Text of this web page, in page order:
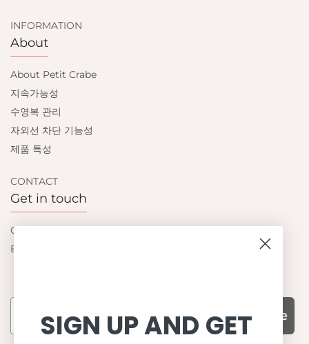
INFORMATION
About
About Petit Crabe
지속가능성
수영복 관리
자외선 차단 기능성
제품 특성
CONTACT
Get in touch
Contact us
Become a retailer
Subscribe
SIGN UP AND GET